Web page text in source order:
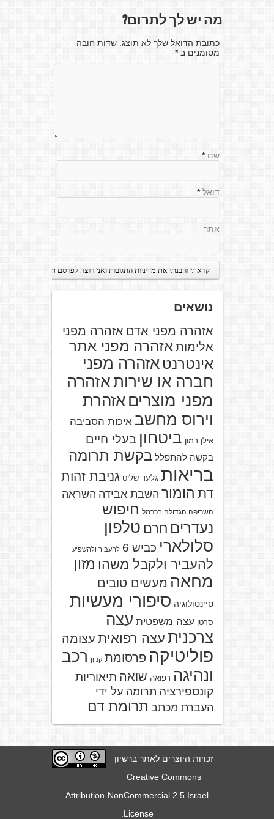
מה יש לך לתרום?
כתובת הדואל שלך לא תוצג. שדות חובה
מסומנים ב*
שם *
דואל *
אתר
נושאים
אזהרה מפני אדם אזהרה מפני
אלימות אזהרה מפני אתר
אינטרנט אזהרה מפני
חברה או שירותאזהרה
מפני מוצרים אזהרת
וירוס מחשב איכות הסביבה
אילן רמון ביטחון בעלי חיים
בקשה להתפלל בקשת תרומה
בריאות גלעד שליט גניבת זהות
דת הומור השבת אבידה השראה
השריפה הגדולה בכרמל חיפוש
נעדרים חרם טלפון
סלולארי כביש 6 להעביר ולהשפיע
להעביר ולקבל משהו מזון
מחאה מעשים טובים
סיינטולוגיה סיפורי מעשיות
סרטן עצה משפטית עצה
צרכנית עצה רפואית עצומה
פוליטיקה פרסומת קניון רכב
ונהיגה רפואה שואה תיאוריות
קונספירציה תרומה על ידי
העברת מכתב תרומת דם
זכויות היוצרים לאתר ברשיון
Creative Commons
Attribution-NonCommercial 2.5 Israel
License